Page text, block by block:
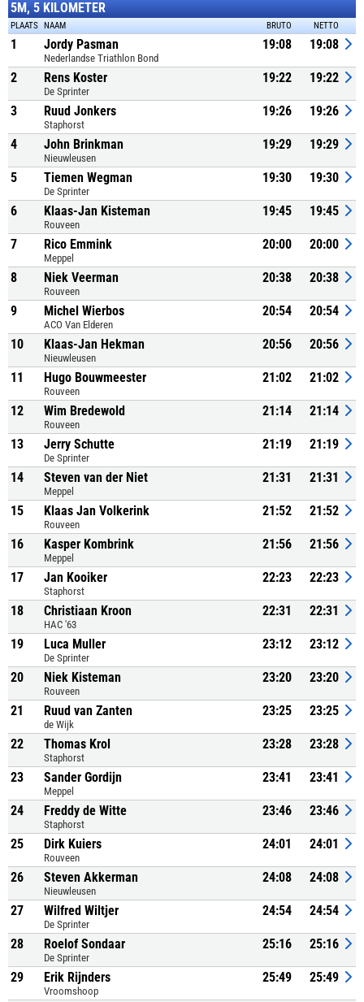
5M, 5 KILOMETER
PLAATS NAAM BRUTO NETTO
1 Jordy Pasman
Nederlandse Triathlon Bond
19:08 19:08
2 Rens Koster
De Sprinter
19:22 19:22
3 Ruud Jonkers
Staphorst
19:26 19:26
4 John Brinkman
Nieuwleusen
19:29 19:29
5 Tiemen Wegman
De Sprinter
19:30 19:30
6 Klaas-Jan Kisteman
Rouveen
19:45 19:45
7 Rico Emmink
Meppel
20:00 20:00
8 Niek Veerman
Rouveen
20:38 20:38
9 Michel Wierbos
ACO Van Elderen
20:54 20:54
10 Klaas-Jan Hekman
Nieuwleusen
20:56 20:56
11 Hugo Bouwmeester
Rouveen
21:02 21:02
12 Wim Bredewold
Rouveen
21:14 21:14
13 Jerry Schutte
De Sprinter
21:19 21:19
14 Steven van der Niet
Meppel
21:31 21:31
15 Klaas Jan Volkerink
Rouveen
21:52 21:52
16 Kasper Kombrink
Meppel
21:56 21:56
17 Jan Kooiker
Staphorst
22:23 22:23
18 Christiaan Kroon
HAC '63
22:31 22:31
19 Luca Muller
De Sprinter
23:12 23:12
20 Niek Kisteman
Rouveen
23:20 23:20
21 Ruud van Zanten
de Wijk
23:25 23:25
22 Thomas Krol
Staphorst
23:28 23:28
23 Sander Gordijn
Meppel
23:41 23:41
24 Freddy de Witte
Staphorst
23:46 23:46
25 Dirk Kuiers
Rouveen
24:01 24:01
26 Steven Akkerman
Nieuwleusen
24:08 24:08
27 Wilfred Wiltjer
De Sprinter
24:54 24:54
28 Roelof Sondaar
De Sprinter
25:16 25:16
29 Erik Rijnders
Vroomshoop
25:49 25:49